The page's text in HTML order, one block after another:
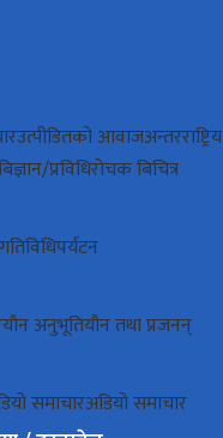
उत्पीडितको आवाजअन्तरराष्ट्रिय
प्रविधिरोचक बिचित्र
पर्यटन
यौन अनुभूतियौन तथा प्रजनन्
समाचारअडियो समाचार